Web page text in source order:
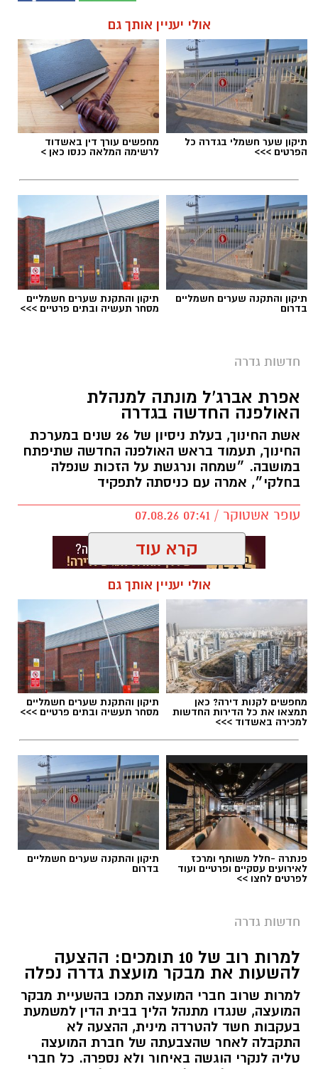
אולי יעניין אותך גם
תיקון שער חשמלי בגדרה כל
הפרטים >>>
מחפשים עורך דין באשדוד
לרשימה המלאה כנסו כאן >
תיקון והתקנה שערים חשמליים
בדרום
תיקון והתקנת שערים חשמליים
מסחר תעשיה ובתים פרטיים >>>
חדשות גדרה
אפרת אברג’ל מונתה למנהלת
האולפנה החדשה בגדרה
אשת החינוך, בעלת ניסיון של 26 שנים במערכת
החינוך, תעמוד בראש האולפנה החדשה שתיפתח
במושבה. ״שמחה ונרגשת על הזכות שנפלה
בחלקי״, אמרה עם כניסתה לתפקיד
עופר אשטוקר / 07:41 07.08.26
תגים:אולפנה חדשה בגדרה, אפרת אברג׳ל
אפרת אברג׳ל - מנהלת האולפנה החדשה בגדרה
אפרת אברג’ל למנהלת האולפנה החדשה,
הדתי.
אברג’ל מביאה עמה ניסיון חינוכי של 26 שנים,
שבמהלכן מילאה שורה של תפקידי הוראה, חינוך
וניהול. לאורך השנים הובילה תלמידות וצוותים
חינוכיים, הקימה מגמות לימוד, חינכה דורות של
קרא עוד
אולי יעניין אותך גם
מחפשים לקנות דירה? כאן
תמצאו את כל הדירות החדשות
למכירה באשדוד >>>
תיקון והתקנת שערים חשמליים
מסחר תעשיה ובתים פרטיים >>>
פנתרה -חלל משותף ומרכז
לאירועים עסקיים ופרטיים ועוד
לפרטים לחצו >>
תיקון והתקנה שערים חשמליים
בדרום
חדשות גדרה
למרות רוב של 10 תומכים: ההצעה
להשעות את מבקר מועצת גדרה נפלה
למרות שרוב חברי המועצה תמכו בהשעיית מבקר
המועצה, שנגדו מתנהל הליך בבית הדין למשמעת
בעקבות חשד להטרדה מינית, ההצעה לא
התקבלה לאחר שהצבעתה של חברת המועצה
טליה לנקרי הוגשה באיחור ולא נספרה. כל חברי